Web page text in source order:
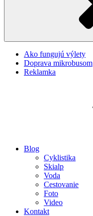
Ako fungujú výlety
Doprava mikrobusom
Reklamka
Blog
Cyklistika
Skialp
Voda
Cestovanie
Foto
Video
Kontakt